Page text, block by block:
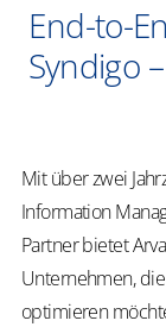
End-to-
Syndigo
Mit über zwei
Information
Partner bietet
Unternehmen,
optimieren